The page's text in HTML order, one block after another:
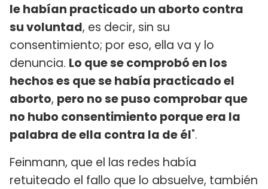
le habían practicado un aborto contra
su voluntad, es decir, sin su
consentimiento; por eso, ella va y lo
denuncia. Lo que se comprobó en los
hechos es que se había practicado el
aborto, pero no se puso comprobar que
no hubo consentimiento porque era la
palabra de ella contra la de él".
Feinmann, que el las redes había
retuiteado el fallo que lo absuelve, también